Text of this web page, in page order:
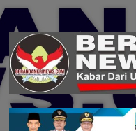
Skip
content